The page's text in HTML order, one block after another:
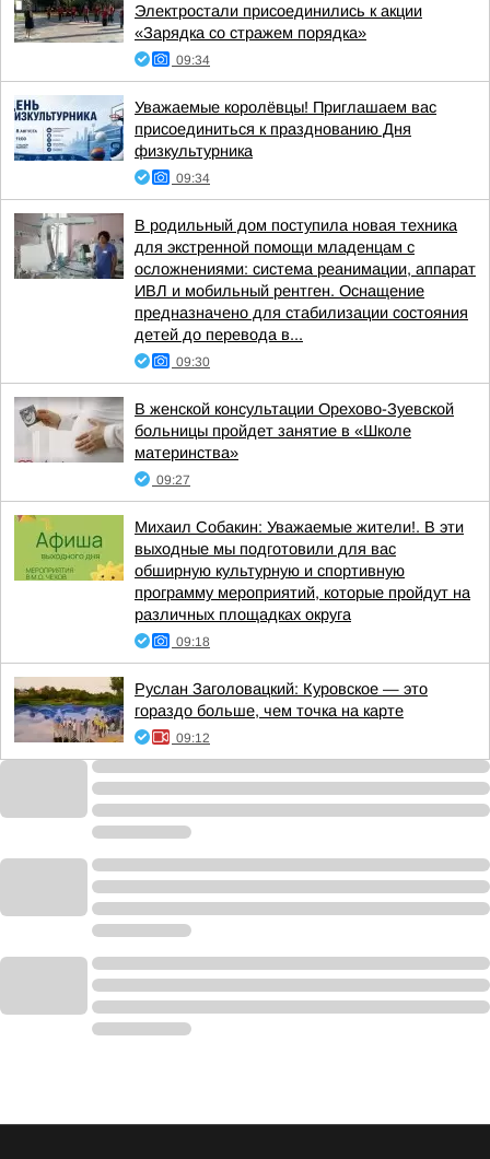
Электростали присоединились к акции
«Зарядка со стражем порядка»
09:34
Уважаемые королёвцы! Приглашаем вас
присоединиться к празднованию Дня
физкультурника
09:34
В родильный дом поступила новая техника
для экстренной помощи младенцам с
осложнениями: система реанимации, аппарат
ИВЛ и мобильный рентген. Оснащение
предназначено для стабилизации состояния
детей до перевода в...
09:30
В женской консультации Орехово-Зуевской
больницы пройдет занятие в «Школе
материнства»
09:27
Михаил Собакин: Уважаемые жители!. В эти
выходные мы подготовили для вас
обширную культурную и спортивную
программу мероприятий, которые пройдут на
различных площадках округа
09:18
Руслан Заголовацкий: Куровское — это
гораздо больше, чем точка на карте
09:12